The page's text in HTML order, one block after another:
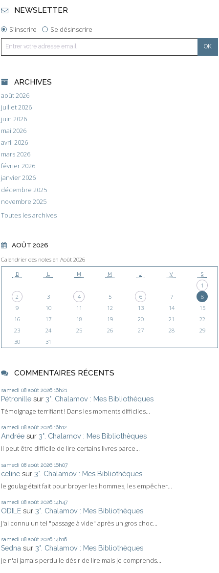
NEWSLETTER
S'inscrire Se désinscrire
ARCHIVES
août 2026
juillet 2026
juin 2026
mai 2026
avril 2026
mars 2026
février 2026
janvier 2026
décembre 2025
novembre 2025
Toutes les archives
AOÛT 2026
Calendrier des notes en Août 2026
D L M M J V S
1
2
3 4 5 6 7
8
9
10 11 12 13 14
15
16
17 18 19 20 21
22
23
24 25 26 27 28
29
30
31
COMMENTAIRES RÉCENTS
samedi 08 août 2026 16h21
Pétronille sur 3°. Chalamov : Mes Bibliothèques
Témoignage terrifiant ! Dans les moments difficiles...
samedi 08 août 2026 16h12
Andrée sur 3°. Chalamov : Mes Bibliothèques
Il peut être difficile de lire certains livres parce...
samedi 08 août 2026 16h07
celine sur 3°. Chalamov : Mes Bibliothèques
le goulag était fait pour broyer les hommes, les empêcher...
samedi 08 août 2026 14h47
ODILE sur 3°. Chalamov : Mes Bibliothèques
J'ai connu un tel "passage à vide" après un gros choc...
samedi 08 août 2026 14h16
Sedna sur 3°. Chalamov : Mes Bibliothèques
je n'ai jamais perdu le désir de lire mais je comprends...